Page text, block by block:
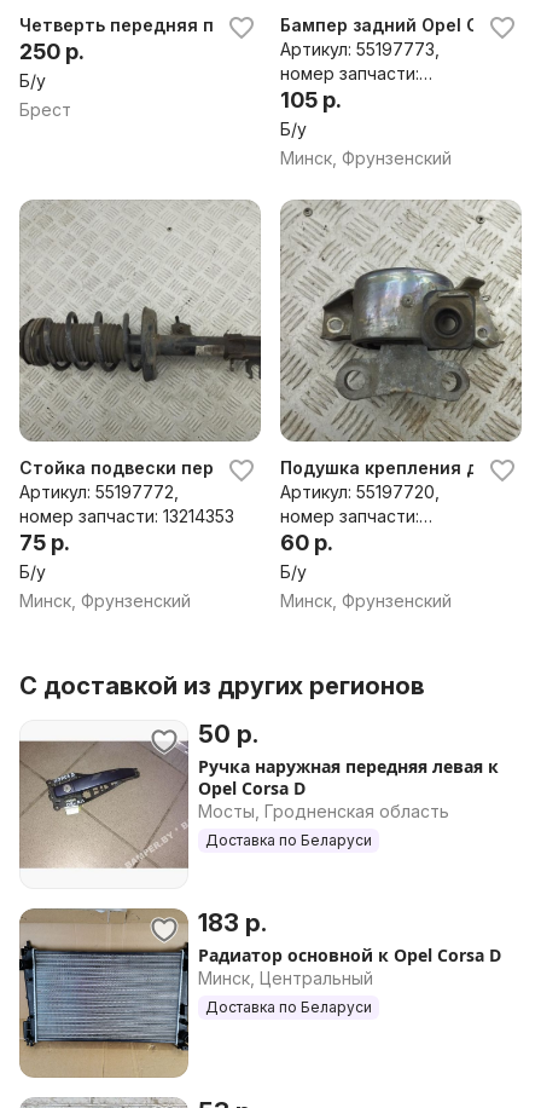
Четверть передняя правая к Opel Corsa D хэтчбек
250 р.
Б/у
Брест
Бампер задний Opel Corsa
Артикул: 55197773,
номер запчасти:
13179893
105 р.
Б/у
Минск, Фрунзенский
Стойка подвески передняя левая Opel Corsa D (2006-
Артикул: 55197772,
номер запчасти: 13214353
75 р.
Б/у
Минск, Фрунзенский
Подушка крепления
Артикул: 55197720,
номер запчасти:
468646740
60 р.
Б/у
Минск, Фрунзенский
С доставкой из других регионов
50 р.
Ручка наружная передняя левая к
Opel Corsa D
Мосты, Гродненская область
Доставка по Беларуси
183 р.
Радиатор основной к Opel Corsa D
Минск, Центральный
Доставка по Беларуси